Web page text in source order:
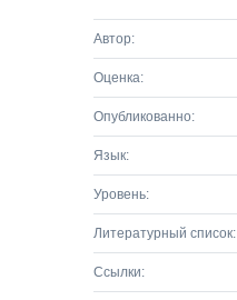
Автор:
Оценка:
Опубликованно:
Язык:
Уровень:
Литературный список:
Ссылки: